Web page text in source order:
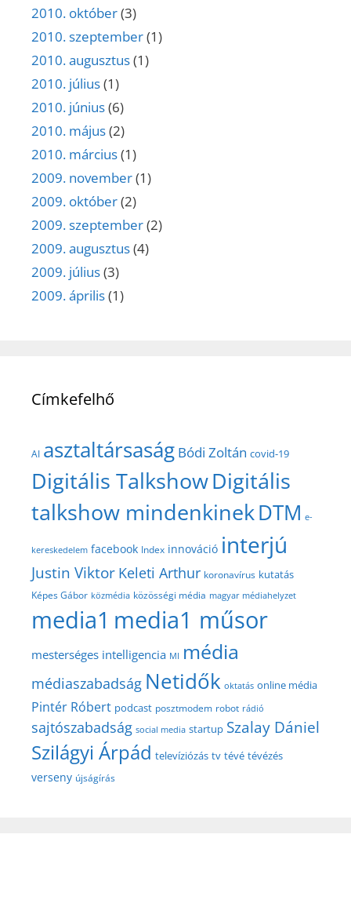
2010. október(3)
2010. szeptember(1)
2010. augusztus(1)
2010. július(1)
2010. június(6)
2010. május(2)
2010. március(1)
2009. november(1)
2009. október(2)
2009. szeptember(2)
2009. augusztus(4)
2009. július(3)
2009. április(1)
Címkefelhő
AI asztaltársaság Bódi Zoltán covid-19
Digitális TalkshowDigitális
talkshow mindenkinekDTM e-
kereskedelem facebook Index innováció interjú
Justin Viktor Keleti Arthur koronavírus kutatás
Képes Gábor közmédia közösségi média magyar médiahelyzet
media1 media1 műsor
mesterséges intelligencia MI média
médiaszabadság Netidők oktatás online média
Pintér Róbert podcast posztmodem robot rádió
sajtószabadság social media startup Szalay Dániel
Szilágyi Árpád televíziózás tv tévé tévézés
verseny újságírás